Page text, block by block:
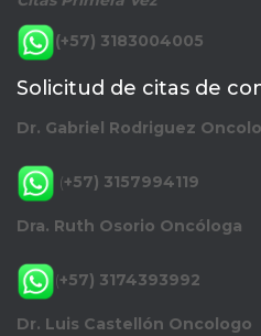
(+57) 3183004005
Solicitud de citas de
Dr. Gabriel Rodriguez
(+57) 3157994119
Dra. Ruth Osorio Oncóloga
(+57) 3174393992
Dr. Luis Castellón Oncologo